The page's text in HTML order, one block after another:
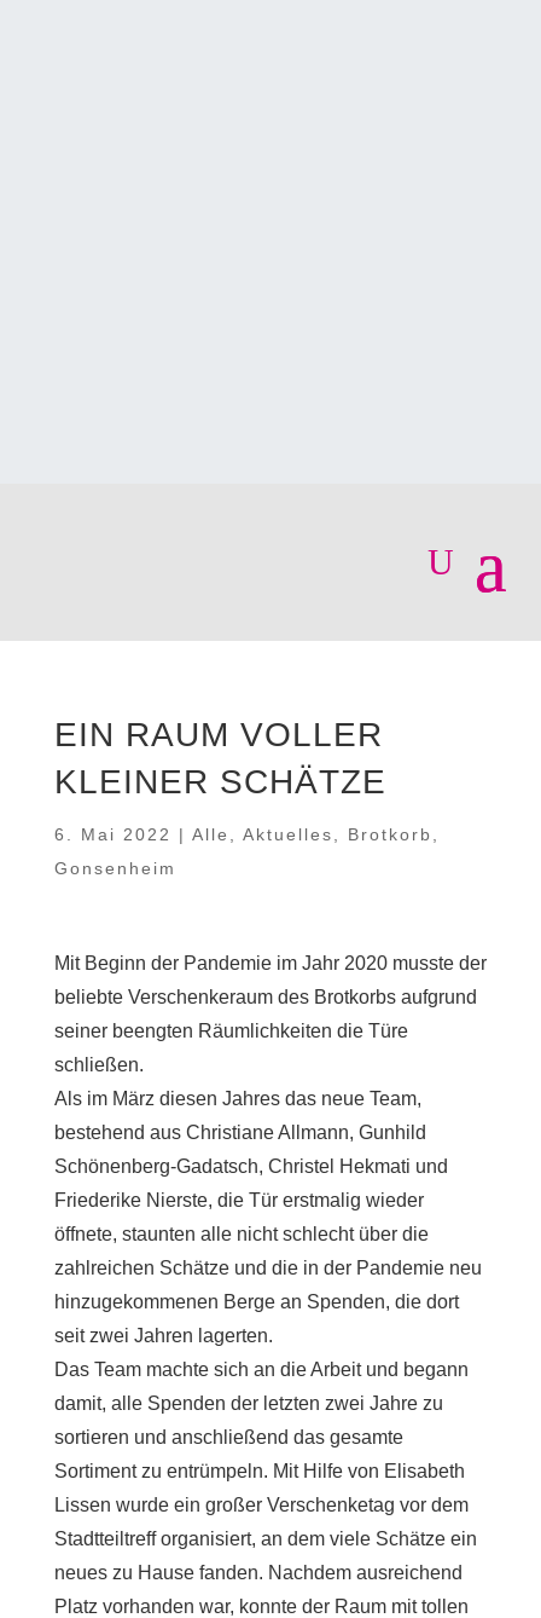
EIN RAUM VOLLER
KLEINER SCHÄTZE
6. Mai 2022 | Alle Aktuelles Brotkorb
Gonsenheim
Mit Beginn der Pandemie im Jahr 2020 musste der
beliebte Verschenkeraum des Brotkorbs aufgrund
seiner beengten Räumlichkeiten die Türe
schließen.
Als im März diesen Jahres das neue Team,
bestehend aus Christiane Allmann, Gunhild
Schönenberg-Gadatsch, Christel Hekmati und
Friederike Nierste, die Tür erstmalig wieder
öffnete, staunten alle nicht schlecht über die
zahlreichen Schätze und die in der Pandemie neu
hinzugekommenen Berge an Spenden, die dort
seit zwei Jahren lagerten.
Das Team machte sich an die Arbeit und begann
damit, alle Spenden der letzten zwei Jahre zu
sortieren und anschließend das gesamte
Sortiment zu entrümpeln. Mit Hilfe von Elisabeth
Lissen wurde ein großer Verschenketag vor dem
Stadtteiltreff organisiert, an dem viele Schätze ein
neues zu Hause fanden. Nachdem ausreichend
Platz vorhanden war, konnte der Raum mit tollen